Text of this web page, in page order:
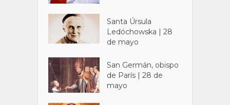
Santa Úrsula
Ledóchowska | 28
de mayo
San Germán, obispo
de París | 28 de
mayo